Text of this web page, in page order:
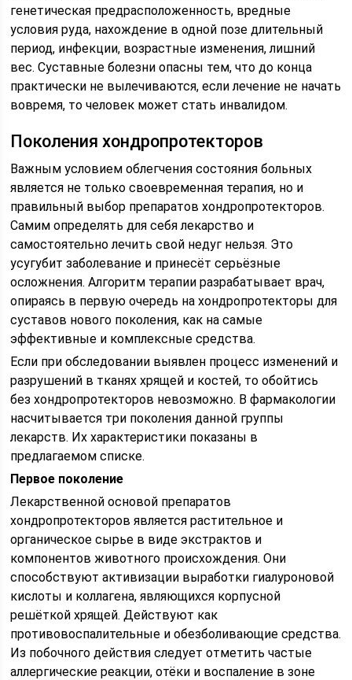
генетическая предрасположенность, вредные
условия руда, нахождение в одной позе длительный
период, инфекции, возрастные изменения, лишний
вес. Суставные болезни опасны тем, что до конца
практически не вылечиваются, если лечение не начать
вовремя, то человек может стать инвалидом.
Поколения хондропротекторов
Важным условием облегчения состояния больных
является не только своевременная терапия, но и
правильный выбор препаратов хондропротекторов.
Самим определять для себя лекарство и
самостоятельно лечить свой недуг нельзя. Это
усугубит заболевание и принесёт серьёзные
осложнения. Алгоритм терапии разрабатывает врач,
опираясь в первую очередь на хондропротекторы для
суставов нового поколения, как на самые
эффективные и комплексные средства.
Если при обследовании выявлен процесс изменений и
разрушений в тканях хрящей и костей, то обойтись
без хондропротекторов невозможно. В фармакологии
насчитывается три поколения данной группы
лекарств. Их характеристики показаны в
предлагаемом списке.
Первое поколение
Лекарственной основой препаратов
хондропротекторов является растительное и
органическое сырье в виде экстрактов и
компонентов животного происхождения. Они
способствуют активизации выработки гиалуроновой
кислоты и коллагена, являющихся корпусной
решёткой хрящей. Действуют как
противовоспалительные и обезболивающие средства.
Из побочного действия следует отметить частые
аллергические реакции, отёки и воспаление в зоне